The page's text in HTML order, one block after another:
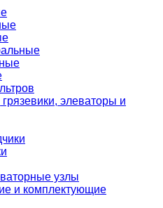
элеваторы и
узлы
и комплектующие